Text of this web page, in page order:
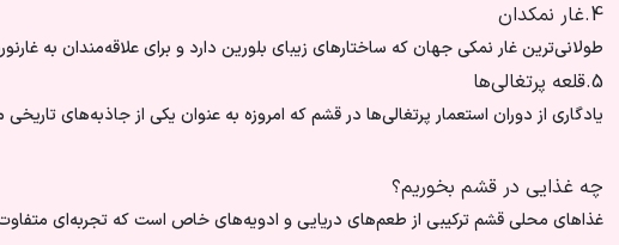
4.غار نمکدان
طولانی‌ترین غار نمکی جهان که ساختارهای زیبای بلورین دارد و برای علاقه‌مندان به
5.قلعه پرتغالی‌ها
یادگاری از دوران استعمار پرتغالی‌ها در قشم که امروزه به عنوان یکی از جاذبه‌های
چه غذایی در قشم بخوریم؟
غذاهای محلی قشم ترکیبی از طعم‌های دریایی و ادویه‌های خاص است که تجربه‌ای